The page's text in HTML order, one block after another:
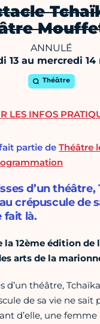
ANNULÉ
13 au mercredi 14
Théâtre
partie de Théâtre
d’un théâtre,
crépuscule de
fait là.
la 12ème édition de
arts de la
d’un théâtre,
de sa vie ne sait
d’elle, une
LES INFOS